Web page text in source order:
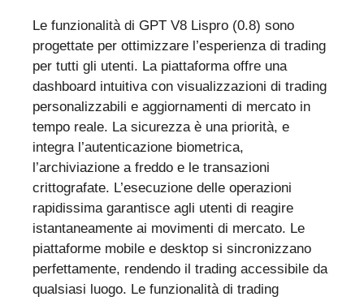
Le funzionalità di GPT V8 Lispro (0.8) sono
progettate per ottimizzare l’esperienza di trading
per tutti gli utenti. La piattaforma offre una
dashboard intuitiva con visualizzazioni di trading
personalizzabili e aggiornamenti di mercato in
tempo reale. La sicurezza è una priorità, e
integra l’autenticazione biometrica,
l’archiviazione a freddo e le transazioni
crittografate. L’esecuzione delle operazioni
rapidissima garantisce agli utenti di reagire
istantaneamente ai movimenti di mercato. Le
piattaforme mobile e desktop si sincronizzano
perfettamente, rendendo il trading accessibile da
qualsiasi luogo. Le funzionalità di trading